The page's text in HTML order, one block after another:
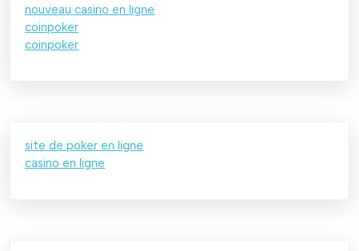
nouveau casino en ligne
coinpoker
coinpoker
site de poker en ligne
casino en ligne